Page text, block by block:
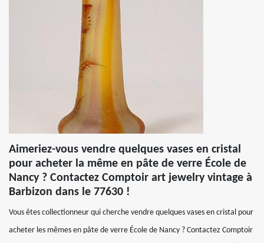
Aimeriez-vous vendre quelques vases en cristal
pour acheter la même en pâte de verre École de
Nancy ? Contactez Comptoir art jewelry vintage à
Barbizon dans le 77630 !
Vous êtes collectionneur qui cherche vendre quelques vases en cristal pour
acheter les mêmes en pâte de verre École de Nancy ? Contactez Comptoir